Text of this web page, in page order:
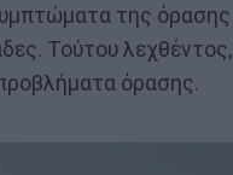
της όρασης
Τούτου λεχθέντος,
όρασης.